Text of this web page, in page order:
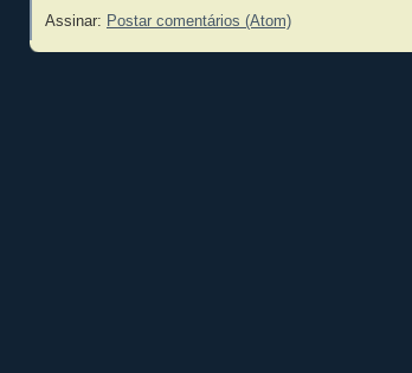
Assinar: Postar comentários (Atom)